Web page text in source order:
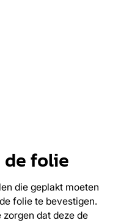
folie
die geplakt moeten
folie te bevestigen.
dat deze de